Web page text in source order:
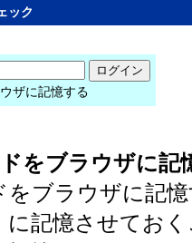
ック
ザに記憶する
をブラウザに記
をブラウザに記
に記憶させてお